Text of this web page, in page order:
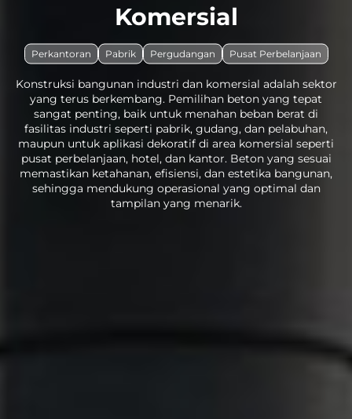
Komersial
Perkantoran Pabrik Pergudangan Pusat Perbelanjaan
Konstruksi bangunan industri dan komersial adalah sektor
yang terus berkembang. Pemilihan beton yang tepat
sangat penting, baik untuk menahan beban berat di
fasilitas industri seperti pabrik, gudang, dan pelabuhan,
maupun untuk aplikasi dekoratif di area komersial seperti
pusat perbelanjaan, hotel, dan kantor. Beton yang sesuai
memastikan ketahanan, efisiensi, dan estetika bangunan,
sehingga mendukung operasional yang optimal dan
tampilan yang menarik.